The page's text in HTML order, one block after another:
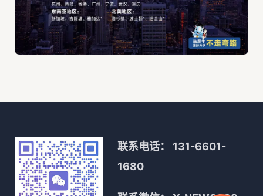
联系电话： 131-6601-
1680